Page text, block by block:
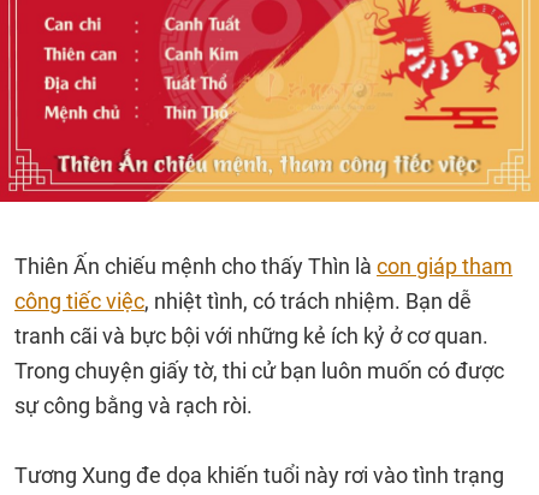
Thiên Ấn chiếu mệnh cho thấy Thìn là con giáp tham
công tiếc việc, nhiệt tình, có trách nhiệm. Bạn dễ
tranh cãi và bực bội với những kẻ ích kỷ ở cơ quan.
Trong chuyện giấy tờ, thi cử bạn luôn muốn có được
sự công bằng và rạch ròi.
Tương Xung đe dọa khiến tuổi này rơi vào tình trạng